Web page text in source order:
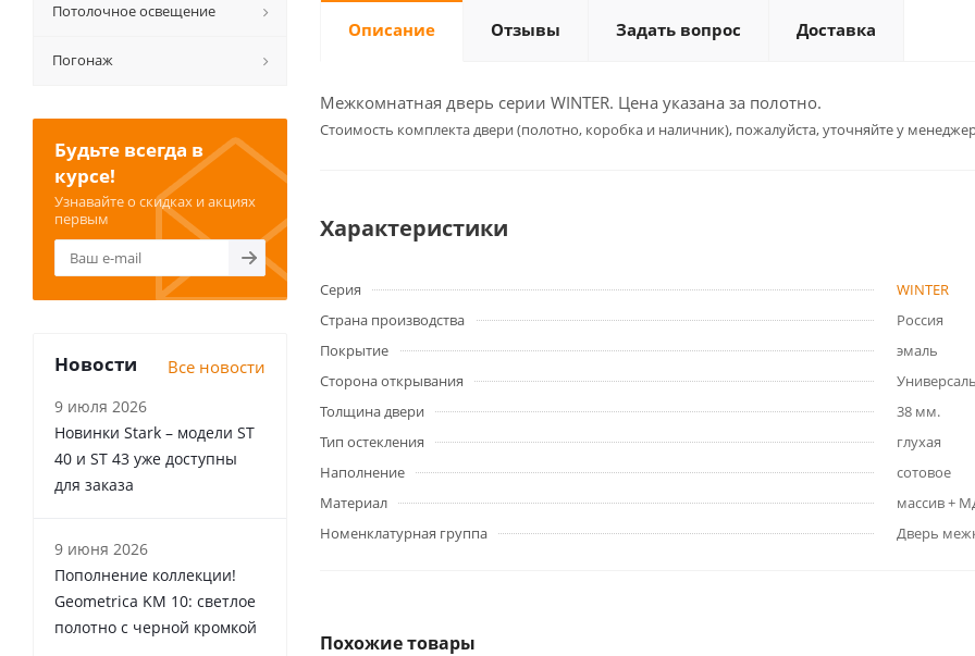
Описание Отзывы Задать вопрос Доставка
Межкомнатная дверь серии WINTER. Цена указана за полотно.
Cтоимость комплекта двери (полотно, коробка и наличник), пожалуйста, уточняйте у
Характеристики
Серия
WINTER
Страна производства
Россия
Покрытие
эмаль
Сторона открывания
Толщина двери
38 мм.
Тип остекления
глухая
Наполнение
сотовое
Материал
массив +
Номенклатурная группа
Дверь
Похожие товары
Потолочное освещение
Погонаж
Будьте всегда в
курсе!
Узнавайте о скидках и акциях
первым
Новости Все новости
9 июля 2026
Новинки Stark – модели ST
40 и ST 43 уже доступны
для заказа
9 июня 2026
Пополнение коллекции!
Geometrica KM 10: светлое
полотно с черной кромкой